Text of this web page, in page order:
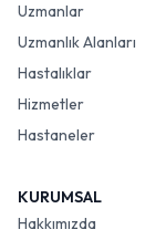
Uzmanlar
Uzmanlık Alanları
Hastalıklar
Hizmetler
Hastaneler
KURUMSAL
Hakkımızda